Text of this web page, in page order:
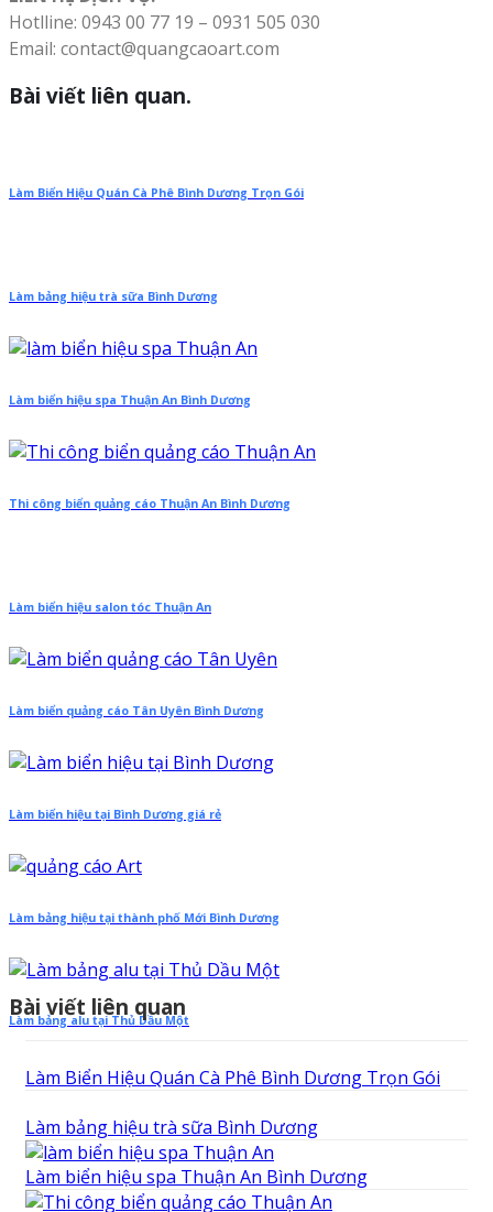
Hotlline: 0943 00 77 19 – 0931 505 030
Email: contact@quangcaoart.com
Bài viết liên quan.
Làm Biển Hiệu Quán Cà Phê Bình Dương Trọn Gói
Làm bảng hiệu trà sữa Bình Dương
Làm biển hiệu spa Thuận An Bình Dương
Thi công biển quảng cáo Thuận An Bình Dương
Làm biển hiệu salon tóc Thuận An
Làm biển quảng cáo Tân Uyên Bình Dương
Làm biển hiệu tại Bình Dương giá rẻ
Làm bảng hiệu tại thành phố Mới Bình Dương
Làm bảng alu tại Thủ Dầu Một
Bài viết liên quan
Làm Biển Hiệu Quán Cà Phê Bình Dương Trọn Gói
Làm bảng hiệu trà sữa Bình Dương
Làm biển hiệu spa Thuận An Bình Dương